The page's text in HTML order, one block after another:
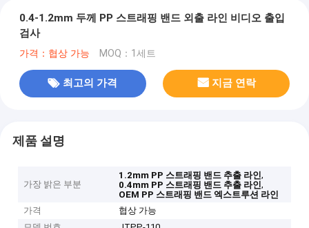
0.4-1.2mm 두께 PP 스트래핑 밴드 외출 라인 비디오 출입
검사
가격：협상 가능 MOQ：1세트
최고의 가격 지금 연락
제품 설명
가장 밝은 부분
1.2mm PP 스트래핑 밴드 추출 라인,
0.4mm PP 스트래핑 밴드 추출 라인,
OEM PP 스트래핑 밴드 엑스트루션 라인
가격
협상 가능